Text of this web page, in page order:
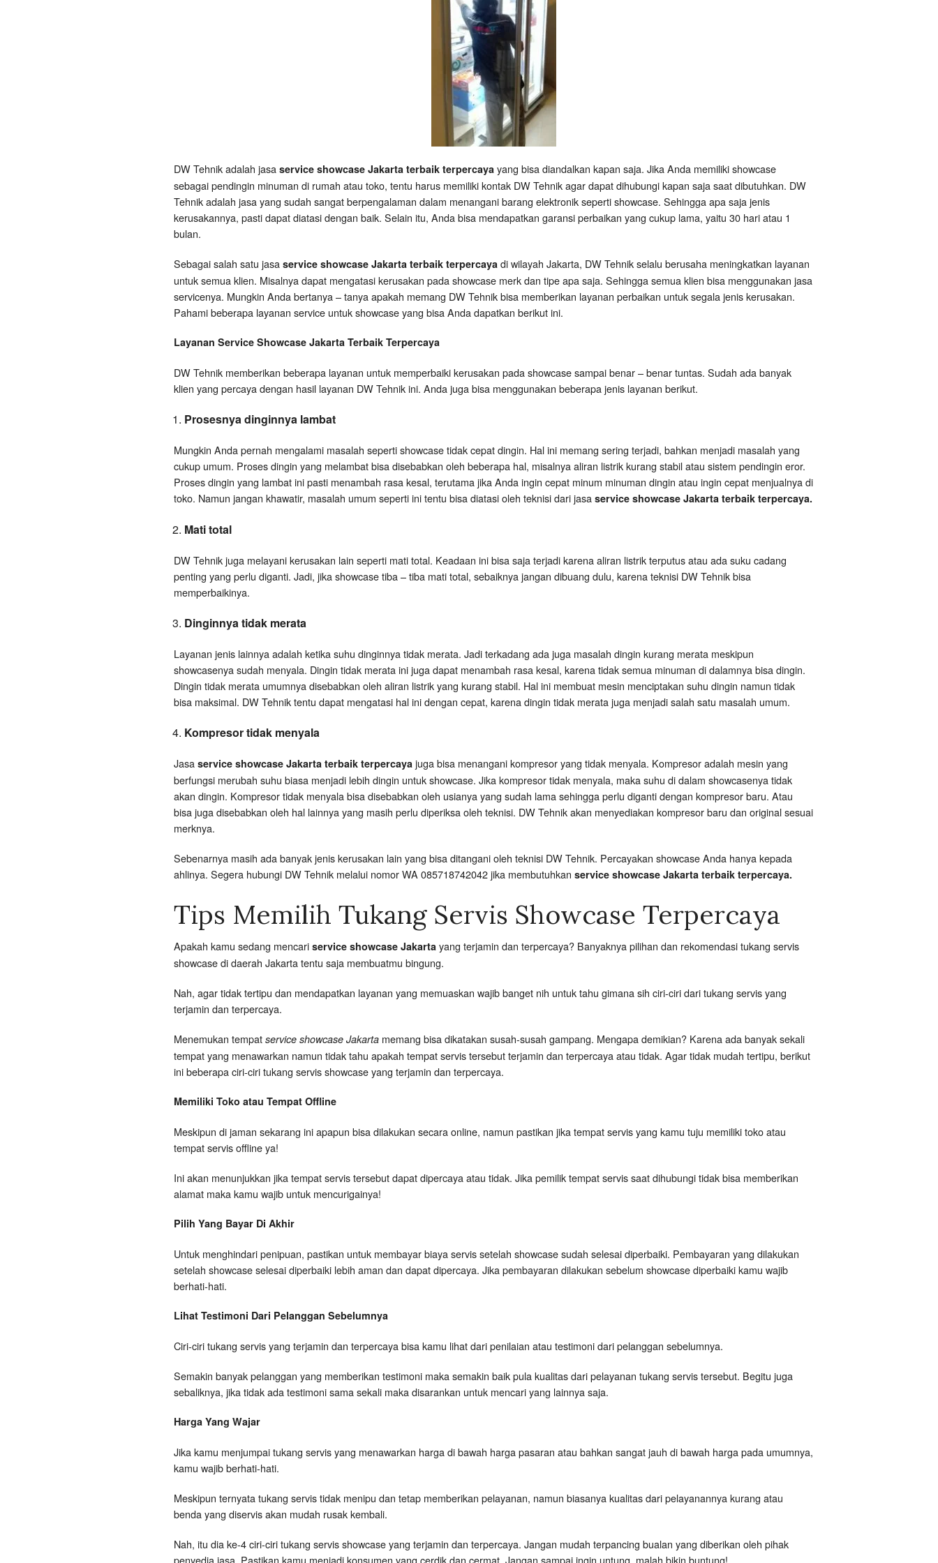
DW Tehnik adalah jasa service showcase Jakarta terbaik terpercaya yang bisa diandalkan kapan saja. Jika Anda memiliki showcase
sebagai pendingin minuman di rumah atau toko, tentu harus memiliki kontak DW Tehnik agar dapat dihubungi kapan saja saat dibutuhkan. DW
Tehnik adalah jasa yang sudah sangat berpengalaman dalam menangani barang elektronik seperti showcase. Sehingga apa saja jenis
kerusakannya, pasti dapat diatasi dengan baik. Selain itu, Anda bisa mendapatkan garansi perbaikan yang cukup lama, yaitu 30 hari atau 1
bulan.
Sebagai salah satu jasa service showcase Jakarta terbaik terpercaya di wilayah Jakarta, DW Tehnik selalu berusaha meningkatkan layanan
untuk semua klien. Misalnya dapat mengatasi kerusakan pada showcase merk dan tipe apa saja. Sehingga semua klien bisa menggunakan jasa
servicenya. Mungkin Anda bertanya – tanya apakah memang DW Tehnik bisa memberikan layanan perbaikan untuk segala jenis kerusakan.
Pahami beberapa layanan service untuk showcase yang bisa Anda dapatkan berikut ini.
Layanan Service Showcase Jakarta Terbaik Terpercaya
DW Tehnik memberikan beberapa layanan untuk memperbaiki kerusakan pada showcase sampai benar – benar tuntas. Sudah ada banyak
klien yang percaya dengan hasil layanan DW Tehnik ini. Anda juga bisa menggunakan beberapa jenis layanan berikut.
Prosesnya dinginnya lambat
Mungkin Anda pernah mengalami masalah seperti showcase tidak cepat dingin. Hal ini memang sering terjadi, bahkan menjadi masalah yang
cukup umum. Proses dingin yang melambat bisa disebabkan oleh beberapa hal, misalnya aliran listrik kurang stabil atau sistem pendingin eror.
Proses dingin yang lambat ini pasti menambah rasa kesal, terutama jika Anda ingin cepat minum minuman dingin atau ingin cepat menjualnya di
toko. Namun jangan khawatir, masalah umum seperti ini tentu bisa diatasi oleh teknisi dari jasa service showcase Jakarta terbaik terpercaya.
Mati total
DW Tehnik juga melayani kerusakan lain seperti mati total. Keadaan ini bisa saja terjadi karena aliran listrik terputus atau ada suku cadang
penting yang perlu diganti. Jadi, jika showcase tiba – tiba mati total, sebaiknya jangan dibuang dulu, karena teknisi DW Tehnik bisa
memperbaikinya.
Dinginnya tidak merata
Layanan jenis lainnya adalah ketika suhu dinginnya tidak merata. Jadi terkadang ada juga masalah dingin kurang merata meskipun
showcasenya sudah menyala. Dingin tidak merata ini juga dapat menambah rasa kesal, karena tidak semua minuman di dalamnya bisa dingin.
Dingin tidak merata umumnya disebabkan oleh aliran listrik yang kurang stabil. Hal ini membuat mesin menciptakan suhu dingin namun tidak
bisa maksimal. DW Tehnik tentu dapat mengatasi hal ini dengan cepat, karena dingin tidak merata juga menjadi salah satu masalah umum.
Kompresor tidak menyala
Jasa service showcase Jakarta terbaik terpercaya juga bisa menangani kompresor yang tidak menyala. Kompresor adalah mesin yang
berfungsi merubah suhu biasa menjadi lebih dingin untuk showcase. Jika kompresor tidak menyala, maka suhu di dalam showcasenya tidak
akan dingin. Kompresor tidak menyala bisa disebabkan oleh usianya yang sudah lama sehingga perlu diganti dengan kompresor baru. Atau
bisa juga disebabkan oleh hal lainnya yang masih perlu diperiksa oleh teknisi. DW Tehnik akan menyediakan kompresor baru dan original sesuai
merknya.
Sebenarnya masih ada banyak jenis kerusakan lain yang bisa ditangani oleh teknisi DW Tehnik. Percayakan showcase Anda hanya kepada
ahlinya. Segera hubungi DW Tehnik melalui nomor WA 085718742042 jika membutuhkan service showcase Jakarta terbaik terpercaya.
Tips Memilih Tukang Servis Showcase Terpercaya
Apakah kamu sedang mencari service showcase Jakarta yang terjamin dan terpercaya? Banyaknya pilihan dan rekomendasi tukang servis
showcase di daerah Jakarta tentu saja membuatmu bingung.
Nah, agar tidak tertipu dan mendapatkan layanan yang memuaskan wajib banget nih untuk tahu gimana sih ciri-ciri dari tukang servis yang
terjamin dan terpercaya.
Menemukan tempat service showcase Jakarta memang bisa dikatakan susah-susah gampang. Mengapa demikian? Karena ada banyak sekali
tempat yang menawarkan namun tidak tahu apakah tempat servis tersebut terjamin dan terpercaya atau tidak. Agar tidak mudah tertipu, berikut
ini beberapa ciri-ciri tukang servis showcase yang terjamin dan terpercaya.
Memiliki Toko atau Tempat Offline
Meskipun di jaman sekarang ini apapun bisa dilakukan secara online, namun pastikan jika tempat servis yang kamu tuju memiliki toko atau
tempat servis offline ya!
Ini akan menunjukkan jika tempat servis tersebut dapat dipercaya atau tidak. Jika pemilik tempat servis saat dihubungi tidak bisa memberikan
alamat maka kamu wajib untuk mencurigainya!
Pilih Yang Bayar Di Akhir
Untuk menghindari penipuan, pastikan untuk membayar biaya servis setelah showcase sudah selesai diperbaiki. Pembayaran yang dilakukan
setelah showcase selesai diperbaiki lebih aman dan dapat dipercaya. Jika pembayaran dilakukan sebelum showcase diperbaiki kamu wajib
berhati-hati.
Lihat Testimoni Dari Pelanggan Sebelumnya
Ciri-ciri tukang servis yang terjamin dan terpercaya bisa kamu lihat dari penilaian atau testimoni dari pelanggan sebelumnya.
Semakin banyak pelanggan yang memberikan testimoni maka semakin baik pula kualitas dari pelayanan tukang servis tersebut. Begitu juga
sebaliknya, jika tidak ada testimoni sama sekali maka disarankan untuk mencari yang lainnya saja.
Harga Yang Wajar
Jika kamu menjumpai tukang servis yang menawarkan harga di bawah harga pasaran atau bahkan sangat jauh di bawah harga pada umumnya,
kamu wajib berhati-hati.
Meskipun ternyata tukang servis tidak menipu dan tetap memberikan pelayanan, namun biasanya kualitas dari pelayanannya kurang atau
benda yang diservis akan mudah rusak kembali.
Nah, itu dia ke-4 ciri-ciri tukang servis showcase yang terjamin dan terpercaya. Jangan mudah terpancing bualan yang diberikan oleh pihak
penyedia jasa. Pastikan kamu menjadi konsumen yang cerdik dan cermat. Jangan sampai ingin untung, malah bikin buntung!